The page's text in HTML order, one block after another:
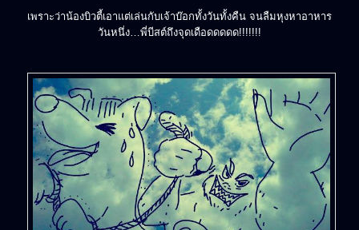
เพราะว่าน้องบิวตี้เอาแต่เล่นกับเจ้าบ๊อกทั้งวันทั้งคืน จนลืมหุงหาอาหาร
วันหนึ่ง…พี่บีสต์ถึงจุดเดือดดดดด!!!!!!!